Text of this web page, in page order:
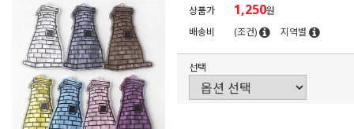
상품가 1,250원
배송비
(조건) 지역별
선택